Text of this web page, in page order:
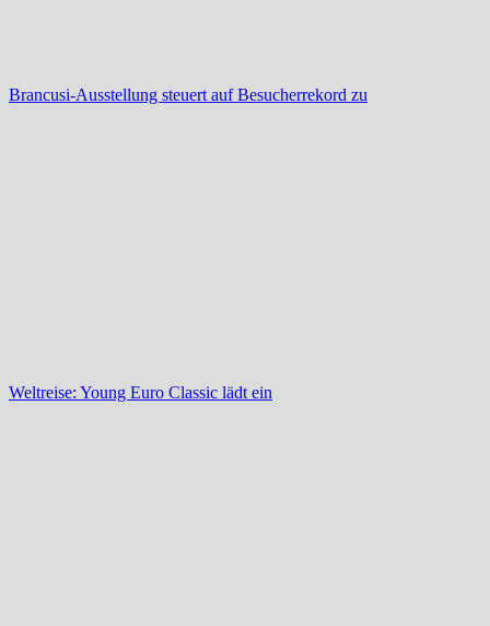
Brancusi-Ausstellung steuert auf Besucherrekord zu
Weltreise: Young Euro Classic lädt ein